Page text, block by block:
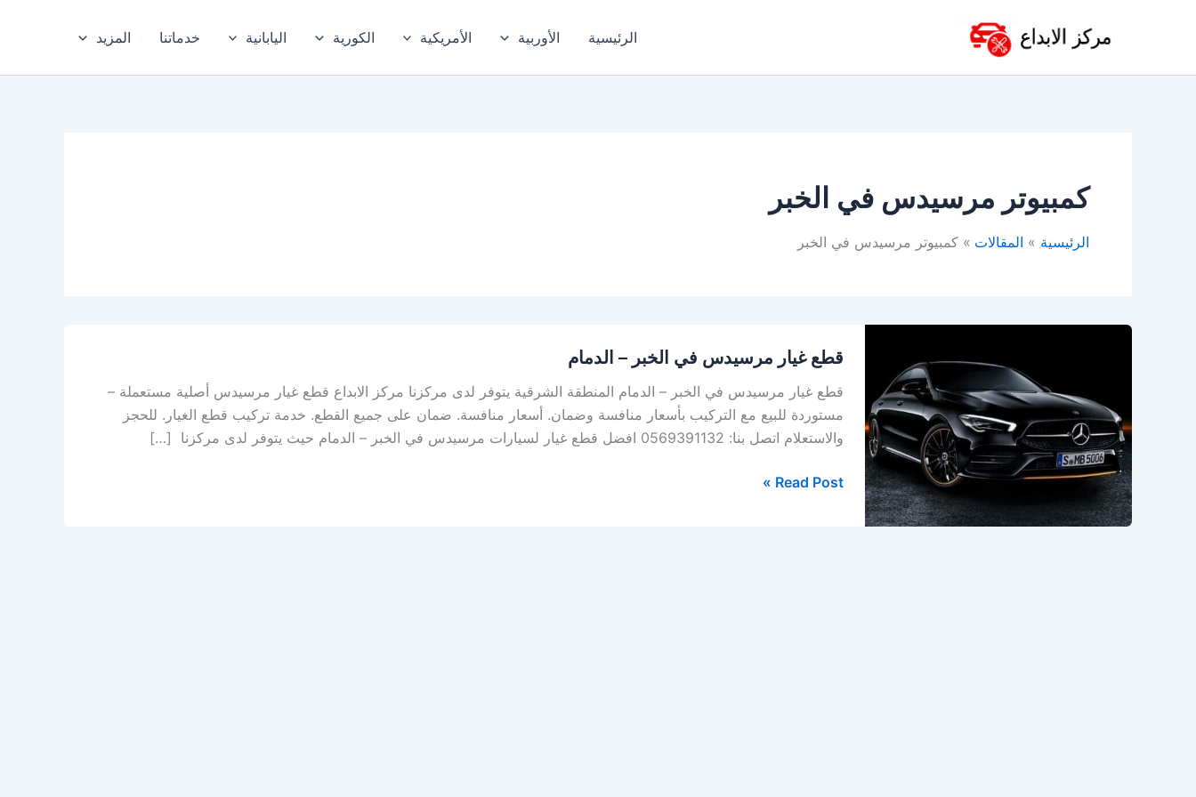
الرئيسية الأوربية الأمريكية الكورية اليابانية خدماتنا المزيد
كمبيوتر مرسيدس في الخبر
الرئيسية المقالات كمبيوتر مرسيدس في الخبر
قطع غيار مرسيدس في الخبر – الدمام
قطع غيار مرسيدس في الخبر – الدمام المنطقة الشرقية يتوفر لدى مركزنا مركز الابداع قطع غيار مرسيدس أصلية مستعملة –
مستوردة للبيع مع التركيب بأسعار منافسة وضمان. أسعار منافسة. ضمان على جميع القطع. خدمة تركيب قطع الغيار. للحجز
والاستعلام اتصل بنا: 0569391132 افضل قطع غيار لسيارات مرسيدس في الخبر – الدمام حيث يتوفر لدى مركزنا […]
غيار
الخبر
–
الدمام
Read Post »